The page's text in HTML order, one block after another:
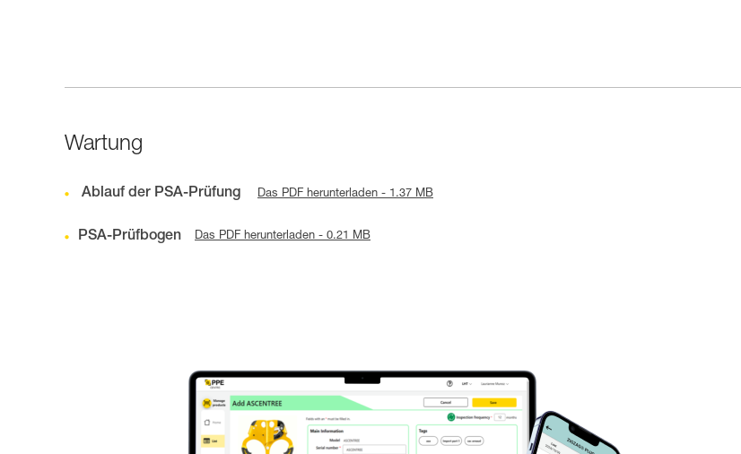
Wartung
Ablauf der PSA-Prüfung Das PDF herunterladen - 1.37 MB
PSA-Prüfbogen Das PDF herunterladen - 0.21 MB